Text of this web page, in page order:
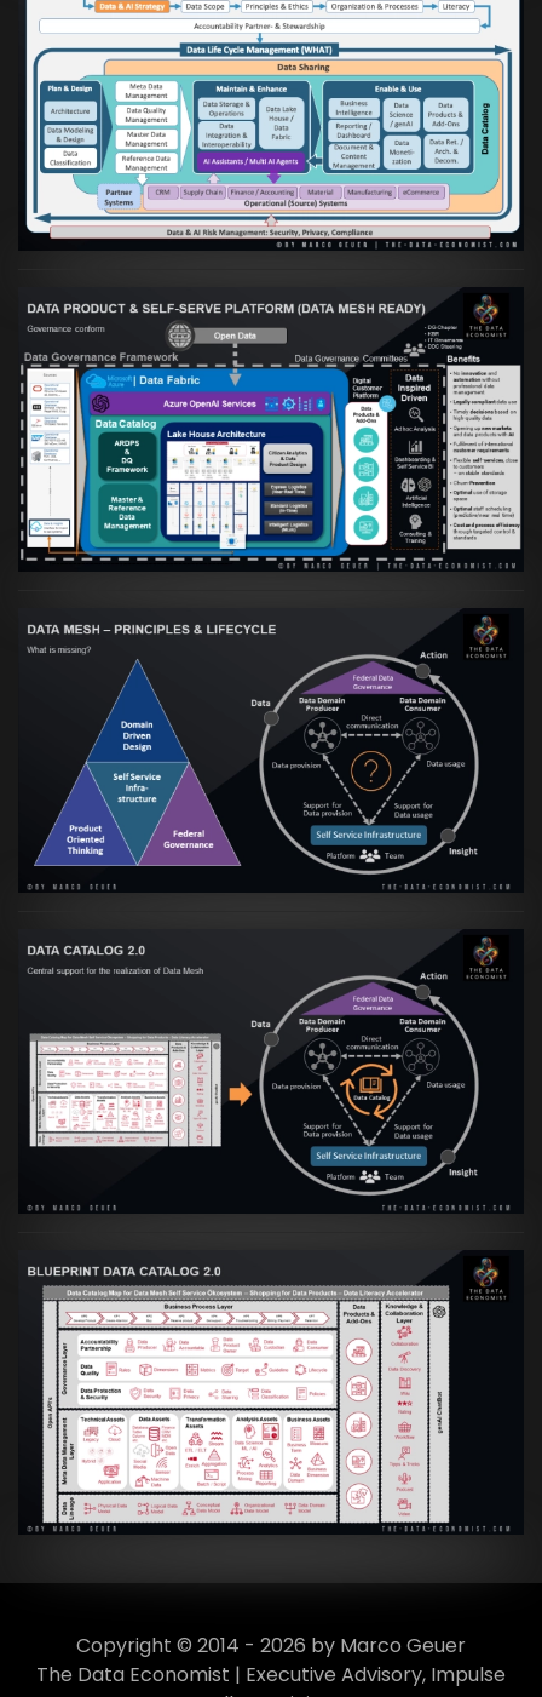
Artikel:Die moderne Architektur für
Daten- und KI-orientierte Unternehmen
VIEW
Artikel:Warum eine Data Governance
orientierte Data Fabric essenziell für
skalierbare qualitative Datenprodukte ist
VIEW
Artikel:Data Mesh Ökosysteme: Die
Transformation zur Data Inspired Human
Culture
VIEW
Artikel:Data Mesh Ökosysteme: Die
Transformation zur Data Inspired Human
Culture
VIEW
Artikel:Data Mesh Ökosysteme: Die
Transformation zur Data Inspired Human
Culture
VIEW
Copyright © 2014 - 2026 by Marco Geuer
The Data Economist | Executive Advisory, Impulse